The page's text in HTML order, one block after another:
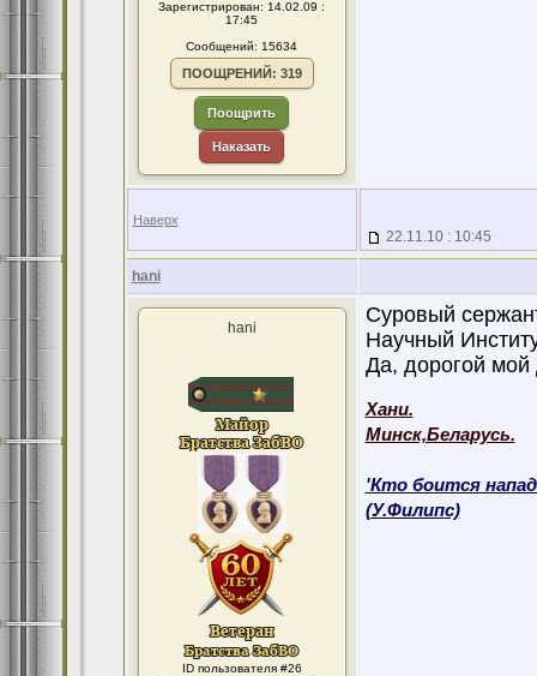
Зарегистрирован: 14.02.09 :
17:45
Сообщений: 15634
ПООЩРЕНИЙ: 319
Поощрить
Наказать
Наверх
22.11.10 : 10:45
hani
hani
ID пользователя #26
Суровый
Научный
Да, дорогой мой
Хани.
Минск,Беларусь.
'Кто боится
(У.Филипс)